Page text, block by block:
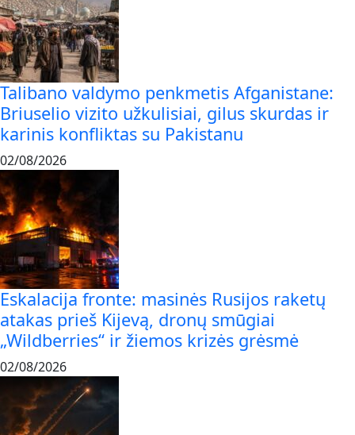
Talibano valdymo penkmetis Afganistane:
Briuselio vizito užkulisiai, gilus skurdas ir
karinis konfliktas su Pakistanu
02/08/2026
Eskalacija fronte: masinės Rusijos raketų
atakas prieš Kijevą, dronų smūgiai
„Wildberries“ ir žiemos krizės grėsmė
02/08/2026